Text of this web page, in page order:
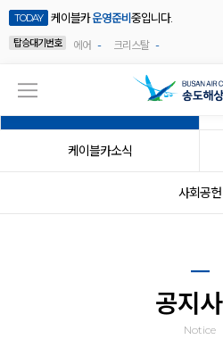
TODAY 케이블카운영준비 중입니다.
탑승대기번호
에어 - 크리스탈 -
케이블카소식
사회공헌
공지
Notice